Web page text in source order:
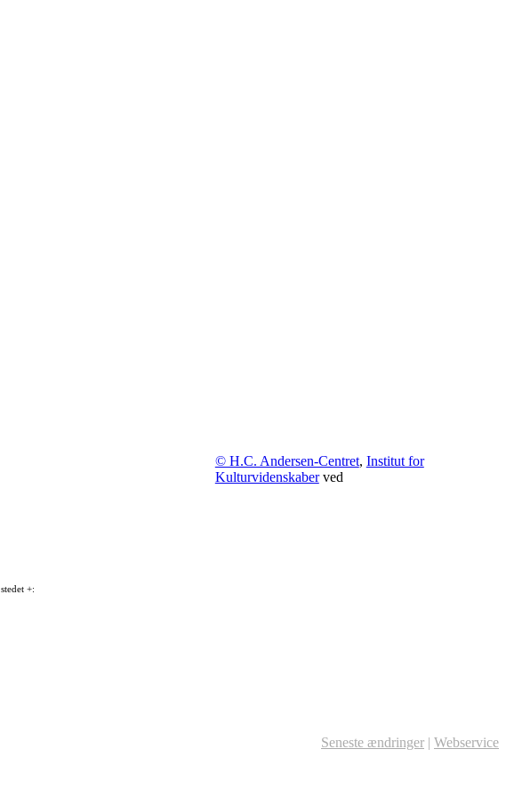
+:
© H.C. Andersen-Centret, Institut for
Kulturvidenskaberved
Seneste ændringer | Webservice